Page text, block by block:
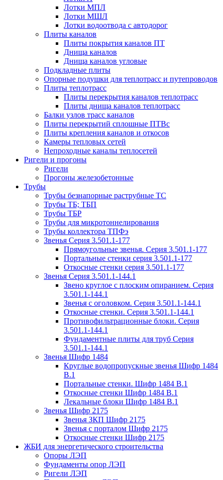
Лотки МПЛ
Лотки МШЛ
Лотки водоотвода с автодорог
Плиты каналов
Плиты покрытия каналов ПТ
Днища каналов
Днища каналов угловые
Подкладные плиты
Опорные подушки для теплотрасс и путепроводов
Плиты теплотрасс
Плиты перекрытия каналов теплотрасс
Плиты днища каналов теплотрасс
Балки узлов трасс каналов
Плиты перекрытий сплошные ПТВс
Плиты крепления каналов и откосов
Камеры тепловых сетей
Непроходные каналы теплосетей
Ригели и прогоны
Ригели
Прогоны железобетонные
Трубы
Трубы безнапорные раструбные ТС
Трубы ТБ; ТБП
Трубы ТБР
Трубы для микротоннелирования
Трубы коллектора ТПФэ
Звенья Серия 3.501.1-177
Прямоугольные звенья. Серия 3.501.1-177
Портальные стенки серия 3.501.1-177
Откосные стенки серия 3.501.1-177
Звенья Серия 3.501.1-144.1
Звено круглое с плоским опиранием. Серия
3.501.1-144.1
Звенья с оголовком. Серия 3.501.1-144.1
Откосные стенки. Серия 3.501.1-144.1
Противофильтрационные блоки. Серия
3.501.1-144.1
Фундаментные плиты для труб Серия
3.501.1-144.1
Звенья Шифр 1484
Круглые водопропускные звенья Шифр 1484
В.1
Портальные стенки. Шифр 1484 В.1
Откосные стенки Шифр 1484 В.1
Лекальные блоки Шифр 1484 В.1
Звенья Шифр 2175
Звенья ЗКП Шифр 2175
Звенья с порталом Шифр 2175
Откосные стенки Шифр 2175
ЖБИ для энергетического строительства
Опоры ЛЭП
Фундаменты опор ЛЭП
Ригели ЛЭП